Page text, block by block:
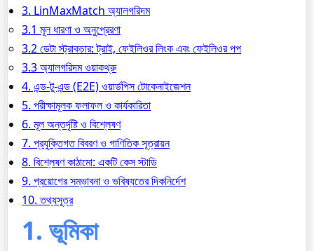
3. LinMaxMatch অ্যালগরিদম
3.1 মূল ধারণা ও অনুপ্রেরণা
3.2 ডেটা স্ট্রাকচার: ট্রাই, ফেইলিওর লিংক এবং ফেইলিওর পপ
3.3 অ্যালগরিদম ওয়াকথ্রু
4. এন্ড-টু-এন্ড (E2E) ওয়ার্ডপিস টোকেনাইজেশন
5. পরীক্ষামূলক ফলাফল ও কার্যকারিতা
6. মূল অন্তর্দৃষ্টি ও বিশ্লেষণ
7. প্রযুক্তিগত বিবরণ ও গাণিতিক সূত্রায়ন
8. বিশ্লেষণ কাঠামো: একটি কেস স্টাডি
9. প্রয়োগের সম্ভাবনা ও ভবিষ্যতের দিকনির্দেশ
10. তথ্যসূত্র
1. ভূমিকা